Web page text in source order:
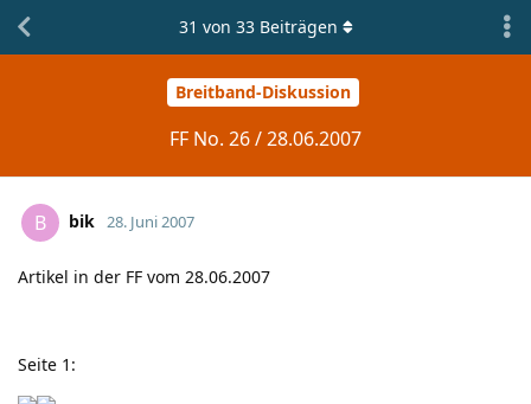
Breitband-Diskussion
FF No. 26 / 28.06.2007
31 von 33Beiträgen
B bik 28. Juni 2007
Artikel in der FF vom 28.06.2007
Seite 1: